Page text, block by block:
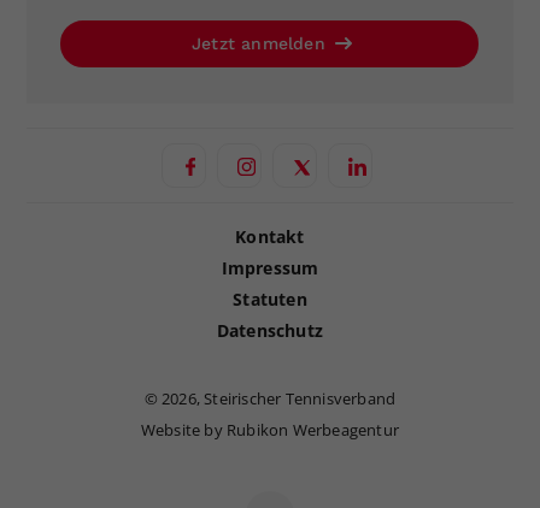
Jetzt anmelden
Kontakt
Impressum
Statuten
Datenschutz
©2026, Steirischer Tennisverband
Website by Rubikon Werbeagentur